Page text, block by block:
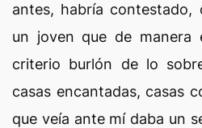
antes, habría contestado,
un joven que de manera
criterio burlón de lo
casas encantadas, casas
que veía ante mí daba un